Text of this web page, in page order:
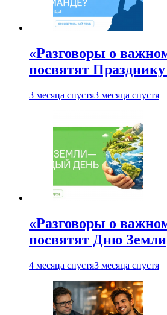
«Разговоры о
посвятят
3 месяца спустя3 месяца спустя
«Разговоры о
посвятят Дню Земли
4 месяца спустя3 месяца спустя